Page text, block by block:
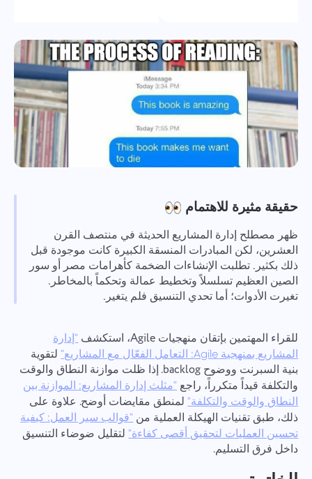
حقيقة مثيرة للاهتمام
ظهر مصطلح إدارة المشاريع الحديثة في منتصف القرن
العشرين، لكن المبادرات المنسقة الكبيرة كانت موجودة قبل
ذلك بكثير. تطلبت الإنشاءات الضخمة كأهرامات مصر أو سور
الصين العظيم تسلسلاً وتخطيط عمالة وتحكماً بالمخاطر.
تغيرت الأدوات؛ أما تحدي التنسيق فلم يتغير.
للقراء المهتمين بإتقان منهجيات Agile، استكشف
"إدارة
المشاريع بمنهجية Agile: التعامل الفعّال مع المشاريع"
لتقوية
بنية السبرنت ووضوح backlog. إذا ظلت موازنة النطاق والوقت
والتكلفة قيداً متكرراً، راجع"مثلث إدارة المشاريع: الموازنة بين
النطاق والوقت والتكلفة"لمنطق مقايضات أوضح. علاوة على
ذلك، طبق تقنيات الهيكلة العملية من"قوالب سير العمل: كيفية
تحسين العمليات لتحقيق أقصى كفاءة"لتقليل ضوضاء التنسيق
داخل فرق التسليم.